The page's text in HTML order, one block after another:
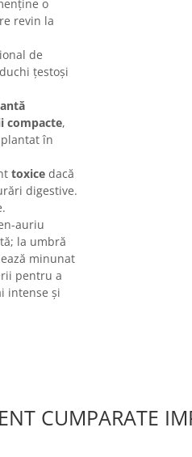
o
revin la
de
țestoși
compacte,
în
toxice dacă
digestive.
auriu
la umbră
minunat
pentru a
intense și
CUMPARATE